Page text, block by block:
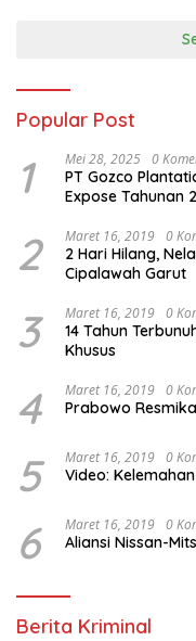
Popular Post
1 Mei 28, 2025 0
PT Gozco
Expose Tahunan
2 Maret 16, 2019 0
2 Hari Hilang,
Cipalawah Garut
3 Maret 16, 2019 0
14 Tahun
Khusus
4 Maret 16, 2019 0
Prabowo
5 Maret 16, 2019 0
Video:
6 Maret 16, 2019 0
Aliansi Nissan-
Berita Kriminal